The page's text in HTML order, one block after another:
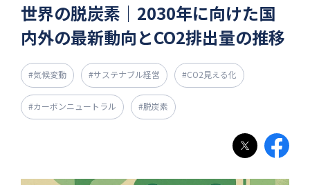
世界の脱炭素｜2030年に向けた国
内外の最新動向とCO2排出量の推移
#気候変動 #サステナブル経営 #CO2見える化
#カーボンニュートラル #脱炭素